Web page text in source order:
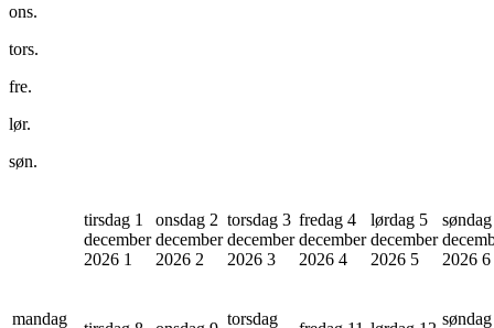
ons.
tors.
fre.
lør.
søn.
tirsdag 1
december
2026 1
onsdag 2
december
2026 2
torsdag 3
december
2026 3
fredag 4
december
2026 4
lørdag 5
december
2026 5
2026 6
mandag torsdag søndag